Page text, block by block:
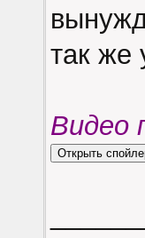
так же
Видео